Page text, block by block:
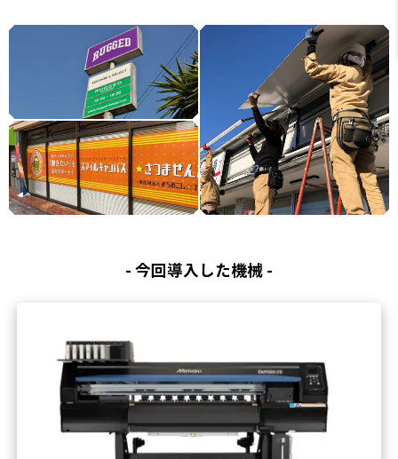
- 今回導入した機械 -